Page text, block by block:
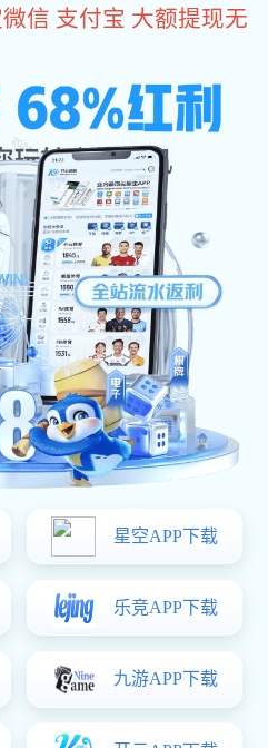
走进新永旭
常见的
法有以
2023-04-
一、五